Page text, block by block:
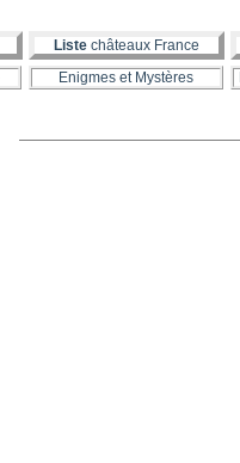
Liste châteaux France
Enigmes et Mystères